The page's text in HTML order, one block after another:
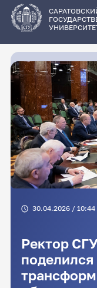
основному
содержанию
30.04.2026 / 10:44
Ректор